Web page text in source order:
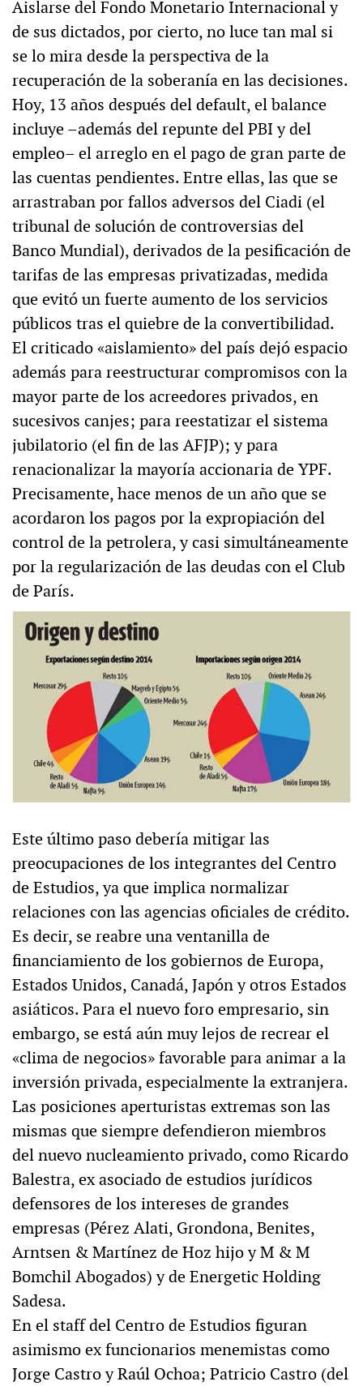
Aislarse del Fondo Monetario Internacional y
de sus dictados, por cierto, no luce tan mal si
se lo mira desde la perspectiva de la
recuperación de la soberanía en las decisiones.
Hoy, 13 años después del default, el balance
incluye –además del repunte del PBI y del
empleo– el arreglo en el pago de gran parte de
las cuentas pendientes. Entre ellas, las que se
arrastraban por fallos adversos del Ciadi (el
tribunal de solución de controversias del
Banco Mundial), derivados de la pesificación de
tarifas de las empresas privatizadas, medida
que evitó un fuerte aumento de los servicios
públicos tras el quiebre de la convertibilidad.
El criticado «aislamiento» del país dejó espacio
además para reestructurar compromisos con la
mayor parte de los acreedores privados, en
sucesivos canjes; para reestatizar el sistema
jubilatorio (el fin de las AFJP); y para
renacionalizar la mayoría accionaria de YPF.
Precisamente, hace menos de un año que se
acordaron los pagos por la expropiación del
control de la petrolera, y casi simultáneamente
por la regularización de las deudas con el Club
de París.
Este último paso debería mitigar las
preocupaciones de los integrantes del Centro
de Estudios, ya que implica normalizar
relaciones con las agencias oficiales de crédito.
Es decir, se reabre una ventanilla de
financiamiento de los gobiernos de Europa,
Estados Unidos, Canadá, Japón y otros Estados
asiáticos. Para el nuevo foro empresario, sin
embargo, se está aún muy lejos de recrear el
«clima de negocios» favorable para animar a la
inversión privada, especialmente la extranjera.
Las posiciones aperturistas extremas son las
mismas que siempre defendieron miembros
del nuevo nucleamiento privado, como Ricardo
Balestra, ex asociado de estudios jurídicos
defensores de los intereses de grandes
empresas (Pérez Alati, Grondona, Benites,
Arntsen & Martínez de Hoz hijo y M & M
Bomchil Abogados) y de Energetic Holding
Sadesa.
En el staff del Centro de Estudios figuran
asimismo ex funcionarios menemistas como
Jorge Castro y Raúl Ochoa; Patricio Castro (del